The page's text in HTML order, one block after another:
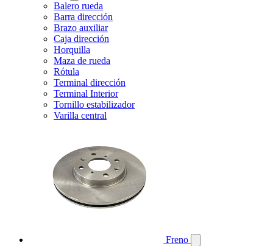
Balero rueda
Barra dirección
Brazo auxiliar
Caja dirección
Horquilla
Maza de rueda
Rótula
Terminal dirección
Terminal Interior
Tornillo estabilizador
Varilla central
Freno